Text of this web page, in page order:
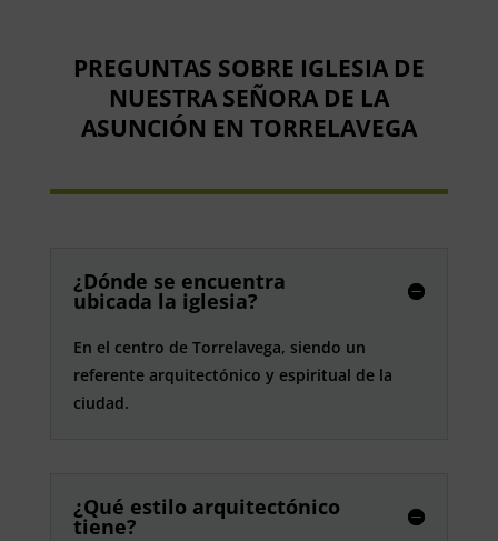
PREGUNTAS SOBRE IGLESIA DE
NUESTRA SEÑORA DE LA
ASUNCIÓN EN TORRELAVEGA
¿Dónde se encuentra
ubicada la iglesia?
En el centro de Torrelavega, siendo un
referente arquitectónico y espiritual de la
ciudad.
¿Qué estilo arquitectónico
tiene?